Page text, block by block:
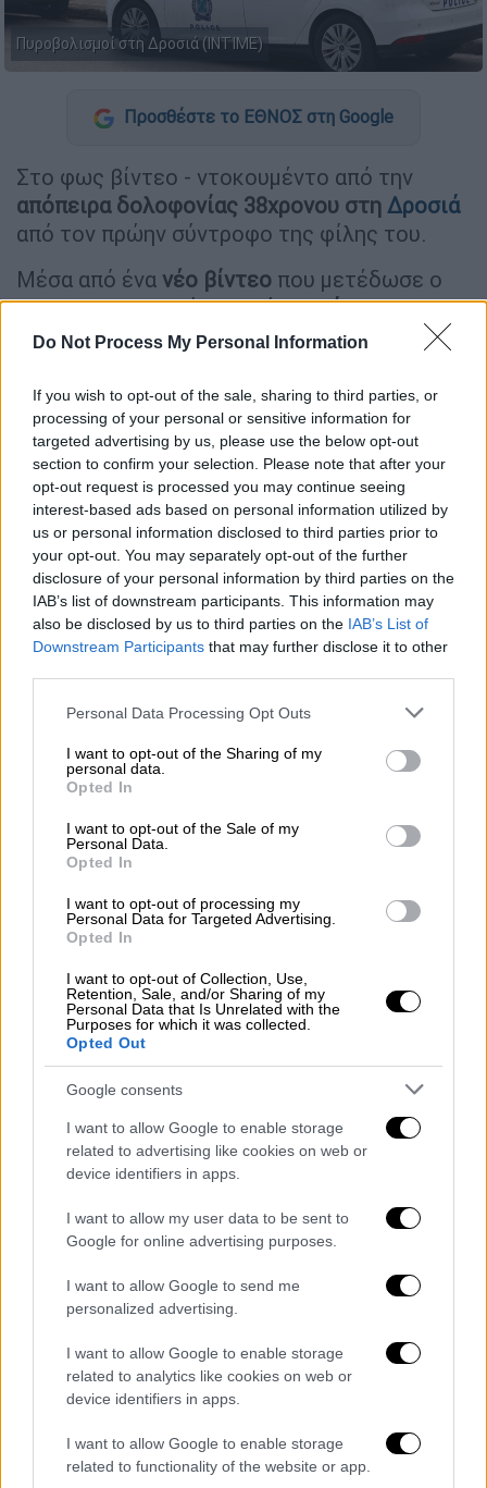
Do Not Process My Personal Information
If you wish to opt-out of the sale, sharing to third parties, or
processing of your personal or sensitive information for
targeted advertising by us, please use the below opt-out
section to confirm your selection. Please note that after your
opt-out request is processed you may continue seeing
interest-based ads based on personal information utilized by
us or personal information disclosed to third parties prior to
your opt-out. You may separately opt-out of the further
disclosure of your personal information by third parties on the
IAB’s list of downstream participants. This information may
also be disclosed by us to third parties on the IAB’s List of
Downstream Participants that may further disclose it to other
Please note that this website/app uses one or more Google
not limited to your visit or usage behaviour. You may click to
grant or deny consent to Google and its third-party tags to
use your data for below specified purposes in below Google
consent section.
Personal Data Processing Opt Outs
I want to opt-out of the Sharing of my
personal data.
Opted In
I want to opt-out of the Sale of my
Personal Data.
Opted In
I want to opt-out of processing my
Personal Data for Targeted Advertising.
Opted In
I want to opt-out of Collection, Use,
Retention, Sale, and/or Sharing of my
Personal Data that Is Unrelated with the
Purposes for which it was collected.
Opted Out
Google consents
I want to allow Google to enable storage
related to advertising like cookies on web or
device identifiers in apps.
I want to allow my user data to be sent to
Google for online advertising purposes.
I want to allow Google to send me
personalized advertising.
I want to allow Google to enable storage
related to analytics like cookies on web or
device identifiers in apps.
I want to allow Google to enable storage
related to functionality of the website or app.
Πυροβολισμοί στη Δροσιά (ΙΝΤΙΜΕ)
Προσθέστε το ΕΘΝΟΣ στη Google
Στο φως βίντεο - ντοκουμέντο από την
απόπειρα δολοφονίας 38χρονου στη Δροσιά
από τον πρώην σύντροφο της φίλης του.
Μέσα από ένα νέο βίντεο που μετέδωσε ο
ΑΝΤ1, το ανυποψίαστο θύμαφαίνεται να
πλησιάζει την εξώπορτατου σπιτιού του,
ρίχνει στο έδαφος και τον πυροβολεί. Παρά
την επίμονη προσπάθεια και τους
πολλαπλούς πυροβολισμούς από κοντινή
απόσταση ωστόσο, δεν κατάφερε να
τραυματίσει τον 38χρονο.
ΔΙΑΒΑΣΤΕ ΕΠΙΣΗΣ
Ελλάδα|30.09.2025 10:51
«Βοήθεια με πυροβόλησαν», φώναζε
το 38χρονο θύμα στο αιματηρό
επεισόδιο στη Δροσιά
Ελλάδα|30.09.2025 20:32
Θρίλερ στη Δροσιά: «Άκουσα
τέσσερις πυροβολισμούς» - Βίντεο με
μυστηριώδη φιγούρα που μοιάζει
στον δράστη
Ιδιαίτερα αποκαλυπτικός ήταν
του περιστατικού, ο οποίος
διαμένει στην περιοχή:
«Το πρωί γύρω στις 06:30 ακούσαμε έναν
κρότο και λίγο αργότερα κάποιον να
φωνάζει "Βοήθεια, με πυροβόλησαν". Ήταν